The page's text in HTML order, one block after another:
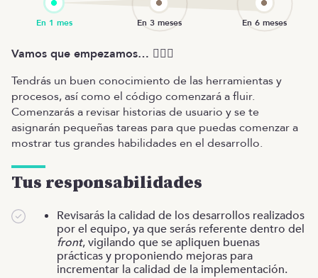
Vamos que empezamos… 🚶🏾‍♂️
Tendrás un buen conocimiento de las herramientas y
procesos, así como el código comenzará a fluir.
Comenzarás a revisar historias de usuario y se te
asignarán pequeñas tareas para que puedas comenzar a
mostrar tus grandes habilidades en el desarrollo.
Tus responsabilidades
Revisarás la calidad de los desarrollos realizados
por el equipo, ya que serás referente dentro del
front, vigilando que se apliquen buenas
prácticas y proponiendo mejoras para
incrementar la calidad de la implementación.